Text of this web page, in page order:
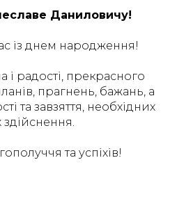
Даниловичу!
із днем народження!
і радості, прекрасного
прагнень, бажань, а
та завзяття, необхідних
здійснення.
та успіхів!